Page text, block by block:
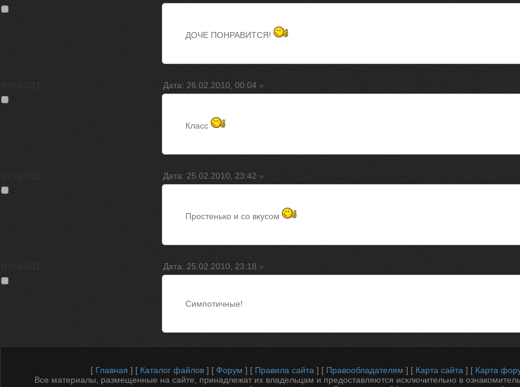
ДОЧЕ ПОНРАВИТСЯ!
Дата: 26.02.2010, 00:04 »
Класс
Дата: 25.02.2010, 23:42 »
Простенько и со вкусом
Дата: 25.02.2010, 23:18 »
Симпотичные!
[ Главная ] [ Каталог файлов] [ Форум ] [ Правила сайта ] [ Правообладателям ] [ Карта сайта ] [ Карта
Все материалы, размещенные на сайте, принадлежат их владельцам и предоставляются исключительно в